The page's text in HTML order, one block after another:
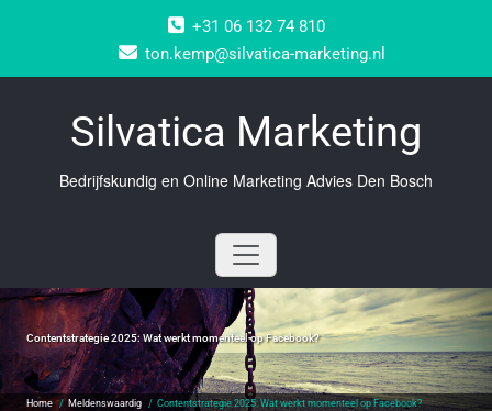
+31 06 132 74 810
ton.kemp@silvatica-marketing.nl
Silvatica Marketing
Bedrijfskundig en Online Marketing Advies Den Bosch
Contentstrategie 2025: Wat werkt momenteel op Facebook?
Home / Meldenswaardig / Contentstrategie 2025: Wat werkt momenteel op Facebook?